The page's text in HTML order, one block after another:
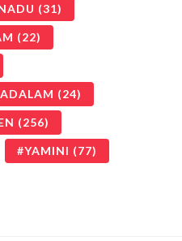
(31)
(22)
(24)
(256)
YAMINI (77)